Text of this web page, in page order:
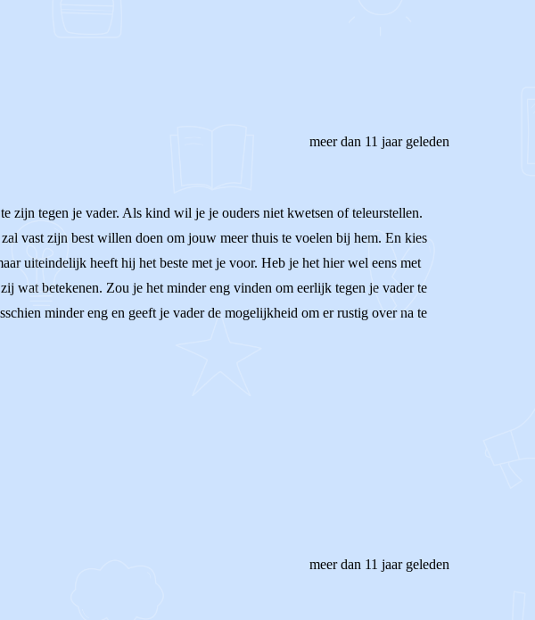
meer dan 11 jaar geleden
zijn tegen je vader. Als kind wil je je ouders niet kwetsen of teleurstellen.
vast zijn best willen doen om jouw meer thuis te voelen bij hem. En kies
uiteindelijk heeft hij het beste met je voor. Heb je het hier wel eens met
wat betekenen. Zou je het minder eng vinden om eerlijk tegen je vader te
minder eng en geeft je vader de mogelijkheid om er rustig over na te
meer dan 11 jaar geleden